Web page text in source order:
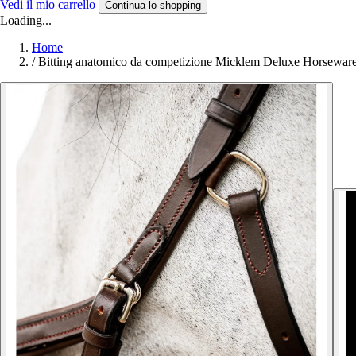
Vedi il mio carrello Continua lo shopping
Loading...
Home
/ Bitting anatomico da competizione Micklem Deluxe